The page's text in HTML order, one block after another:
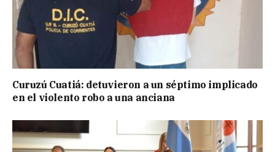
Curuzú Cuatiá: detuvieron a un séptimo implicado
en el violento robo a una anciana